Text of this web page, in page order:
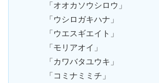
「オオカソウシロウ」
「ウシロガキハナ」
「ウエスギエイト」
「モリアオイ」
「カワバタユウキ」
「コミナミミチ」